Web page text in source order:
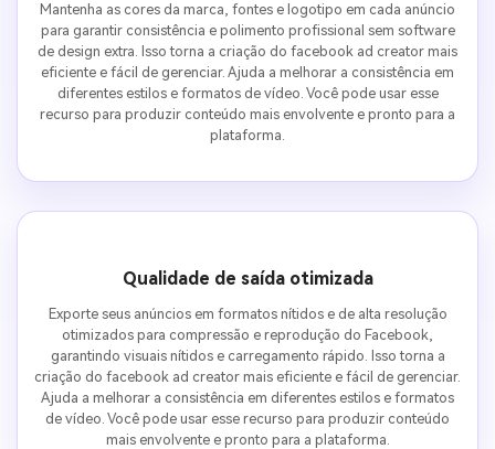
Mantenha as cores da marca, fontes e logotipo em cada anúncio
para garantir consistência e polimento profissional sem software
de design extra. Isso torna a criação do facebook ad creator mais
eficiente e fácil de gerenciar. Ajuda a melhorar a consistência em
diferentes estilos e formatos de vídeo. Você pode usar esse
recurso para produzir conteúdo mais envolvente e pronto para a
plataforma.
Qualidade de saída otimizada
Exporte seus anúncios em formatos nítidos e de alta resolução
otimizados para compressão e reprodução do Facebook,
garantindo visuais nítidos e carregamento rápido. Isso torna a
criação do facebook ad creator mais eficiente e fácil de gerenciar.
Ajuda a melhorar a consistência em diferentes estilos e formatos
de vídeo. Você pode usar esse recurso para produzir conteúdo
mais envolvente e pronto para a plataforma.